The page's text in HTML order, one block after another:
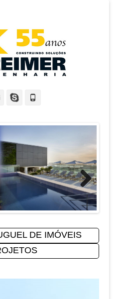
ENGENHARIA :::::
Email Skype
Next
DE IMÓVEIS